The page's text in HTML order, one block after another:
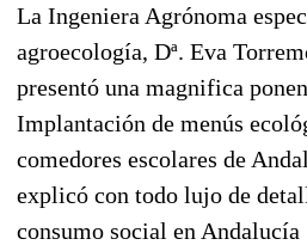
La Ingeniera Agrónoma
agroecología, Dª. Eva
presentó una magnifica
Implantación de menús
comedores escolares de
explicó con todo lujo de
consumo social en Andalucía